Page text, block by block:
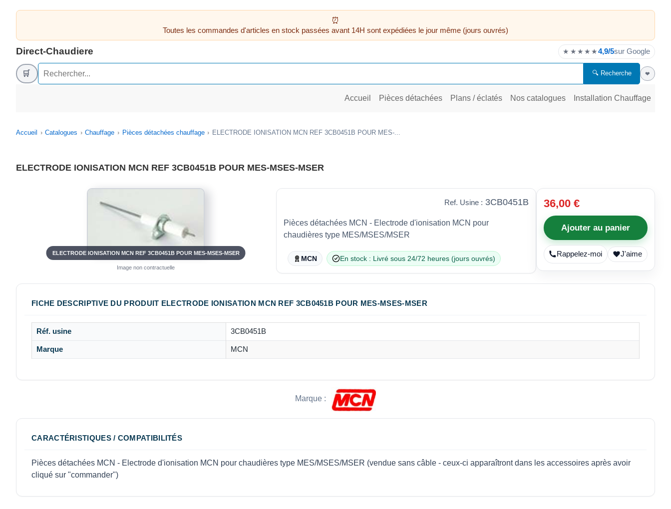
Toutes les commandes d'articles en stock passées avant 14H sont expédiées le jour même (jours ouvrés)
Direct-Chaudiere ★★★★★4,9/5sur Google
🛒 🔍 Recherche ❤
Accueil Pièces détachées Plans / éclatés Nos catalogues Installation Chauffage
Accueil Catalogues Chauffage Pièces détachées chauffage ELECTRODE IONISATION MCN REF 3CB0451B POUR MES-...
ELECTRODE IONISATION MCN REF 3CB0451B POUR MES-MSES-MSER
ELECTRODE IONISATION MCN REF 3CB0451B POUR MES-MSES-MSER
Image non contractuelle
Ref. Usine : 3CB0451B
Pièces détachées MCN - Electrode d'ionisation MCN pour
chaudières type MES/MSES/MSER
MCN En stock : Livré sous 24/72 heures (jours ouvrés)
36,00 €
Ajouter au panier
Rappelez-moi J'aime
FICHE DESCRIPTIVE DU PRODUIT ELECTRODE IONISATION MCN REF 3CB0451B POUR MES-MSES-MSER
Réf. usine 3CB0451B
Marque MCN
Marque :
CARACTÉRISTIQUES / COMPATIBILITÉS
Pièces détachées MCN - Electrode d'ionisation MCN pour chaudières type MES/MSES/MSER (vendue sans câble - ceux-ci apparaîtront dans les accessoires après avoir
cliqué sur "commander")